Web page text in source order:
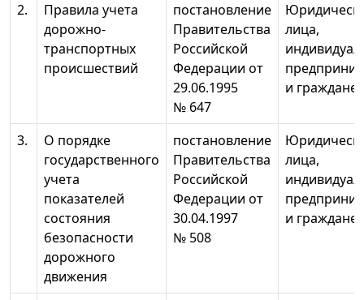
2.
Правила учета
дорожно-
транспортных
происшествий
постановление
Правительства
Российской
Федерации от
29.06.1995
№ 647
лица,
и граждане
3.
О порядке
государственного
учета
показателей
состояния
безопасности
дорожного
движения
постановление
Правительства
Российской
Федерации от
30.04.1997
№ 508
лица,
и граждане